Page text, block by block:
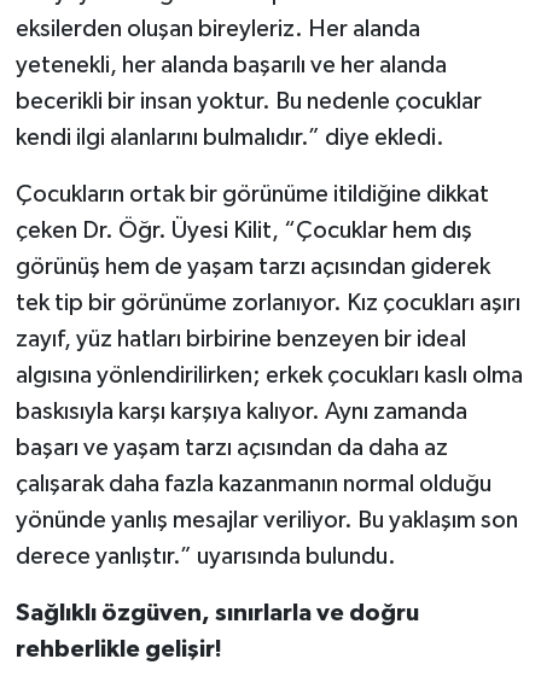
eksilerden oluşan bireyleriz. Her alanda
yetenekli, her alanda başarılı ve her alanda
becerikli bir insan yoktur. Bu nedenle çocuklar
kendi ilgi alanlarını bulmalıdır.” diye ekledi.
Çocukların ortak bir görünüme itildiğine dikkat
çeken Dr. Öğr. Üyesi Kilit, “Çocuklar hem dış
görünüş hem de yaşam tarzı açısından giderek
tek tip bir görünüme zorlanıyor. Kız çocukları aşırı
zayıf, yüz hatları birbirine benzeyen bir ideal
algısına yönlendirilirken; erkek çocukları kaslı olma
baskısıyla karşı karşıya kalıyor. Aynı zamanda
başarı ve yaşam tarzı açısından da daha az
çalışarak daha fazla kazanmanın normal olduğu
yönünde yanlış mesajlar veriliyor. Bu yaklaşım son
derece yanlıştır.” uyarısında bulundu.
Sağlıklı özgüven, sınırlarla ve doğru
rehberlikle gelişir!